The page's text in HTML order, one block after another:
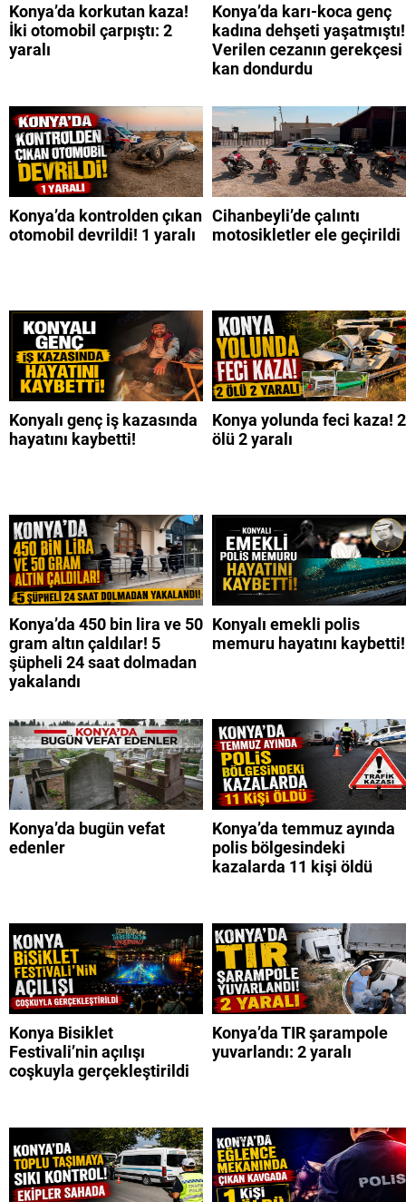
Konya’da korkutan kaza!
İki otomobil çarpıştı: 2
yaralı
Konya’da karı-koca genç
kadına dehşeti yaşatmıştı!
Verilen cezanın gerekçesi
kan dondurdu
Konya’da kontrolden çıkan
otomobil devrildi! 1 yaralı
Cihanbeyli’de çalıntı
motosikletler ele geçirildi
Konyalı genç iş kazasında
hayatını kaybetti!
Konya yolunda feci kaza! 2
ölü 2 yaralı
Konya’da 450 bin lira ve 50
gram altın çaldılar! 5
şüpheli 24 saat dolmadan
yakalandı
Konyalı emekli polis
memuru hayatını kaybetti!
Konya’da bugün vefat
edenler
Konya’da temmuz ayında
polis bölgesindeki
kazalarda 11 kişi öldü
Konya Bisiklet
Festivali’nin açılışı
coşkuyla gerçekleştirildi
Konya’da TIR şarampole
yuvarlandı: 2 yaralı